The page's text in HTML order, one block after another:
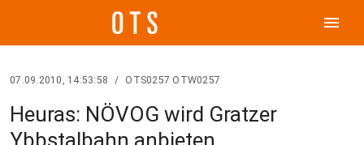
menu
07.09.2010, 14:53:58 / OTS0257 OTW0257
Heuras: NÖVOG wird Gratzer
Ybbstalbahn anbieten